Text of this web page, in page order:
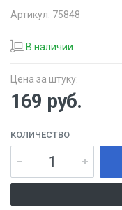
Артикул: 75848
В наличии
Цена за штуку:
169 руб.
КОЛИЧЕСТВО